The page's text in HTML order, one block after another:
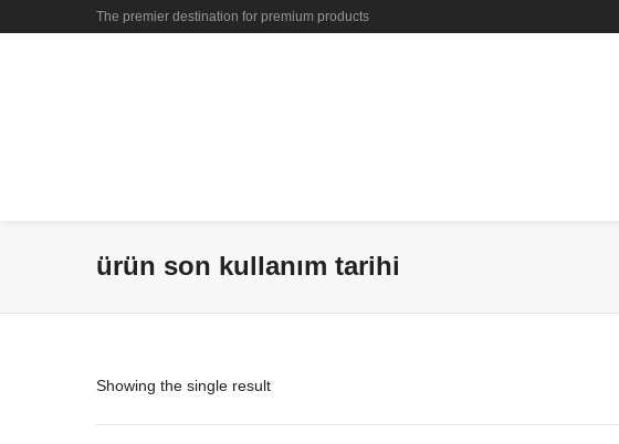
The premier destination for premium products
ürün son kullanım tarihi
Showing the single result